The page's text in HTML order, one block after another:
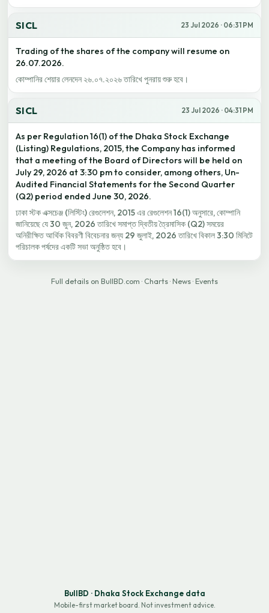
SICL 23 Jul 2026 · 06:31 PM
Trading of the shares of the company will resume on
26.07.2026.
কোম্পানির শেয়ার লেনদেন ২৬.০৭.২০২৬ তারিখে পুনরায় শুরু হবে।
SICL 23 Jul 2026 · 04:31 PM
As per Regulation 16(1) of the Dhaka Stock Exchange
(Listing) Regulations, 2015, the Company has informed
that a meeting of the Board of Directors will be held on
July 29, 2026 at 3:30 pm to consider, among others, Un-
Audited Financial Statements for the Second Quarter
(Q2) period ended June 30, 2026.
ঢাকা স্টক এক্সচেঞ্জ (লিস্টিং) রেগুলেশন, 2015 এর রেগুলেশন 16(1) অনুসারে, কোম্পানি
জানিয়েছে যে 30 জুন, 2026 তারিখে সমাপ্ত দ্বিতীয় ত্রৈমাসিক (Q2) সময়ের
অনিরীক্ষিত আর্থিক বিবরণী বিবেচনার জন্য 29 জুলাই, 2026 তারিখে বিকাল 3:30 মিনিটে
পরিচালক পর্ষদের একটি সভা অনুষ্ঠিত হবে।
Full details on BullBD.com · Charts · News · Events
BullBD · Dhaka Stock Exchange data
Mobile-first market board. Not investment advice.